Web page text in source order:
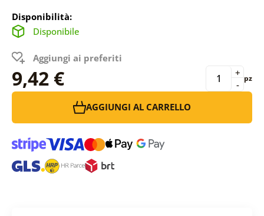
Disponibilità:
Disponibile
Aggiungi ai preferiti
9,42 € -
+ pz
AGGIUNGI AL CARRELLO